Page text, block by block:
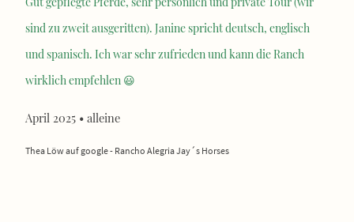
sind zu zweit ausgeritten). Janine spricht deutsch, englisch
und spanisch. Ich war sehr zufrieden und kann die Ranch
wirklich empfehlen 😃
April 2025 • alleine
Thea Löw auf google - Rancho Alegria Jay´s Horses